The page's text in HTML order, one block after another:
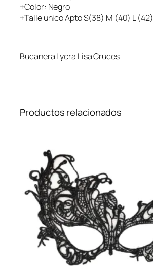
+Color: Negro
+Talle unico Apto S(38) M (40) L (42)
Bucanera Lycra Lisa Cruces
Productos relacionados